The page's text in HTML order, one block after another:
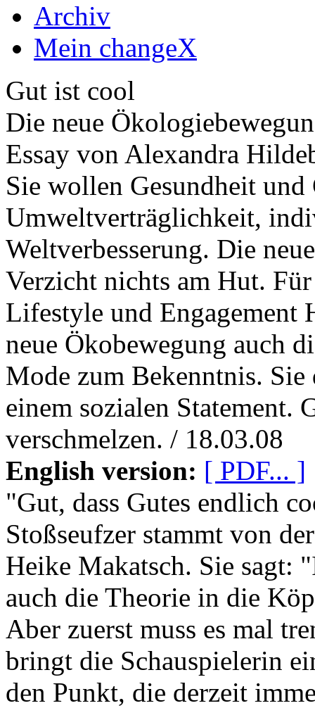
Archiv
Mein changeX
Gut ist cool
Die neue
Essay von Alexandra
Sie wollen Gesundheit
Umweltverträglichkeit,
Weltverbesserung. Die
Verzicht nichts am Hut.
Lifestyle und Engagement
neue Ökobewegung auch
Mode zum Bekenntnis.
einem sozialen Statement.
verschmelzen. / 18.03.08
English version: [ PDF... ]
"Gut, dass Gutes endlich
Stoßseufzer stammt von
Heike Makatsch. Sie sagt:
auch die Theorie in die
Aber zuerst muss es mal
bringt die Schauspielerin
den Punkt, die derzeit